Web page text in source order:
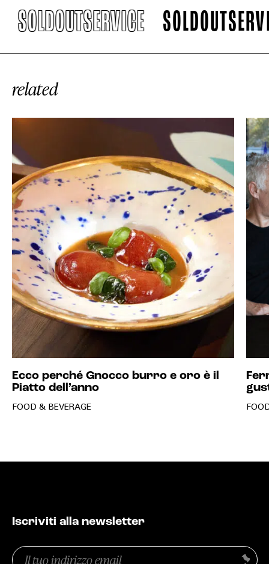
SOLDOUTSERVICE
related
Ecco perché Gnocco burro e oro è il
Piatto dell’anno
FOOD & BEVERAGE
CONDIVIDI SU
Iscriviti alla newsletter
Email